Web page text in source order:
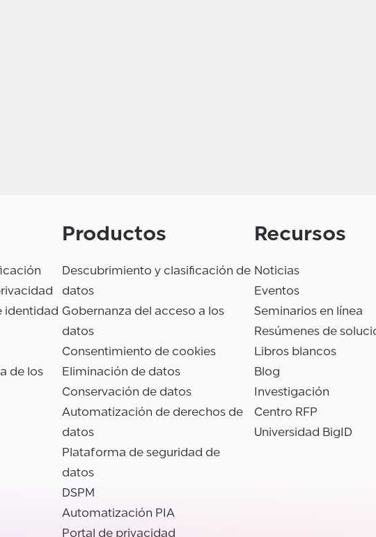
identidad
de los
Productos
Descubrimiento y clasificación de
datos
Gobernanza del acceso a los
datos
Consentimiento de cookies
Eliminación de datos
Conservación de datos
Automatización de derechos de
datos
Plataforma de seguridad de
datos
DSPM
Automatización PIA
Portal de privacidad
Recursos
Noticias
Eventos
Seminarios en línea
Resúmenes de
Libros blancos
Blog
Investigación
Centro RFP
Universidad BigID